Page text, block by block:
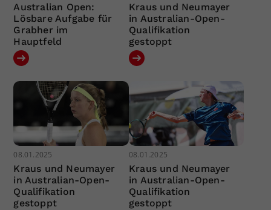
Australian Open:
Lösbare Aufgabe für
Grabher im
Hauptfeld
Kraus und Neumayer
in Australian-Open-
Qualifikation
gestoppt
08.01.2025
Kraus und Neumayer
in Australian-Open-
Qualifikation
gestoppt
08.01.2025
Kraus und Neumayer
in Australian-Open-
Qualifikation
gestoppt